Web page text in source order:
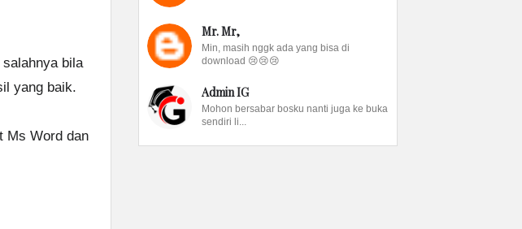
bila
yang baik.
Ms Word dan
Mr. Mr,
Min, masih nggk ada yang bisa di
download 😢😢😢
Admin IG
Mohon bersabar bosku nanti juga ke buka
sendiri li...